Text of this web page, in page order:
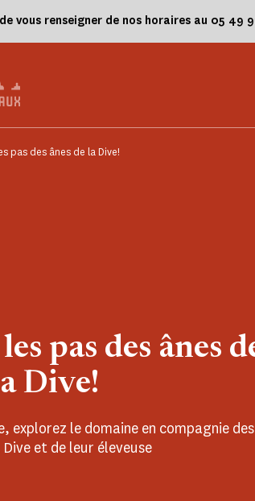
vous renseigner de nos horaires au 05 49
pas des ânes de la Dive!
pas des ânes
Dive!
explorez le domaine en compagnie des
Dive et de leur éleveuse